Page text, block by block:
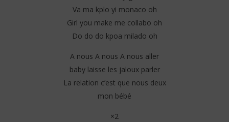
Va ma kplo yi monaco oh
Girl you make me collabo oh
Do do do kpoa milado oh
A nous A nous A nous aller
baby laisse les jaloux parler
La relation c’est que nous deux
mon bébé
×2